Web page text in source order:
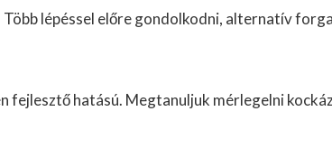
lépéssel előre gondolkodni, alternatív
fejlesztő hatású. Megtanuljuk mérlegelni